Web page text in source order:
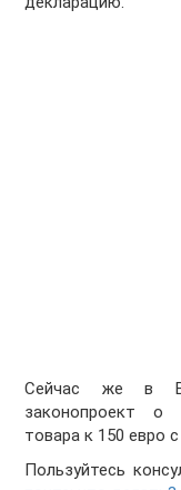
Сейчас же в
законопроект о
товара к 150 евро
Пользуйтесь